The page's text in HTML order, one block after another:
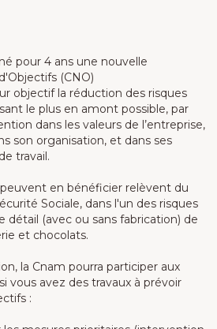
pour 4 ans une nouvelle
(CNO)
objectif la réduction des risques
le plus en amont possible, par
dans les valeurs de l’entreprise,
son organisation, et dans ses
travail.
en bénéficier relèvent du
Sociale, dans l'un des risques
détail (avec ou sans fabrication) de
et chocolats.
la Cnam pourra participer aux
vous avez des travaux à prévoir
: